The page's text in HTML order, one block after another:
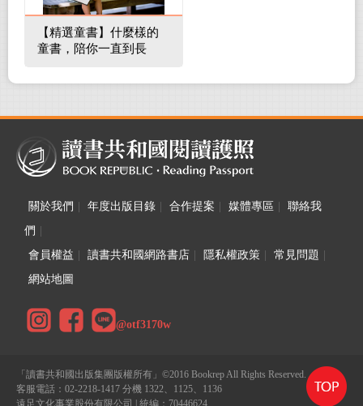
【精選童書】什麼樣的
童書，陪你一直到長
關於我們 年度出版目錄 合作提案 媒體專區
聯絡我
們
會員權益
讀書共和國網路書店 隱私權政策 常見問題
網站地圖
@otf3170w
「讀書共和國出版集團版權所有」©2016 Bookrep All Rights Reserved.
客服電話：02-2218-1417 分機 1322、1125、1136
遠足文化事業股份有限公司 | 統編：70446624